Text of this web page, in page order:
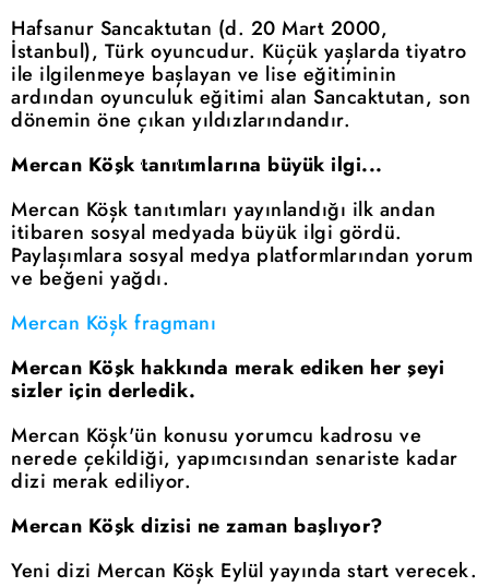
Hafsanur Sancaktutan (d. 20 Mart 2000,
İstanbul), Türk oyuncudur. Küçük yaşlarda tiyatro
ile ilgilenmeye başlayan ve lise eğitiminin
ardından oyunculuk eğitimi alan Sancaktutan, son
dönemin öne çıkan yıldızlarındandır.
Mercan Köşk tanıtımlarına büyük ilgi...
Mercan Köşk tanıtımları yayınlandığı ilk andan
itibaren sosyal medyada büyük ilgi gördü.
Paylaşımlara sosyal medya platformlarından yorum
ve beğeni yağdı.
Mercan Köşk fragmanı
Mercan Köşk hakkında merak ediken her şeyi
sizler için derledik.
Mercan Köşk'ün konusu yorumcu kadrosu ve
nerede çekildiği, yapımcısından senariste kadar
dizi merak ediliyor.
Mercan Köşk dizisi ne zaman başlıyor?
Yeni dizi Mercan Köşk Eylül yayında start verecek.